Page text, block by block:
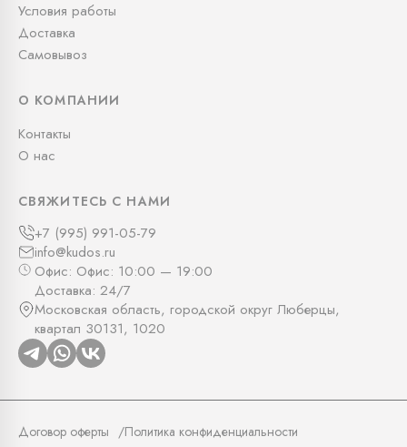
Условия работы
Доставка
Самовывоз
О КОМПАНИИ
Контакты
О нас
СВЯЖИТЕСЬ С НАМИ
+7 (995) 991-05-79
info@kudos.ru
Офис: Офис: 10:00 — 19:00
Доставка: 24/7
Московская область, городской округ Люберцы,
квартал 30131, 1020
Договор оферты Политика конфиденциальности